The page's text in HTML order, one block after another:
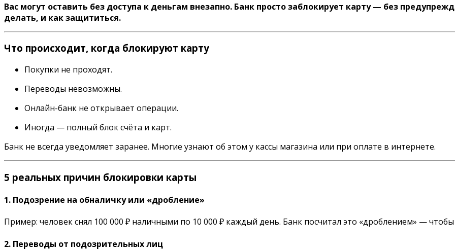
Вас могут оставить без доступа к деньгам внезапно. Банк просто заблокирует карту — без
делать, и как защититься.
Что происходит, когда блокируют карту
Покупки не проходят.
Переводы невозможны.
Онлайн-банк не открывает операции.
Иногда — полный блок счёта и карт.
Банк не всегда уведомляет заранее. Многие узнают об этом у кассы магазина или при оплате в интернете.
5 реальных причин блокировки карты
1. Подозрение на обналичку или «дробление»
Пример: человек снял 100 000 ₽ наличными по 10 000 ₽ каждый день. Банк посчитал это «дроблением» —
2. Переводы от подозрительных лиц